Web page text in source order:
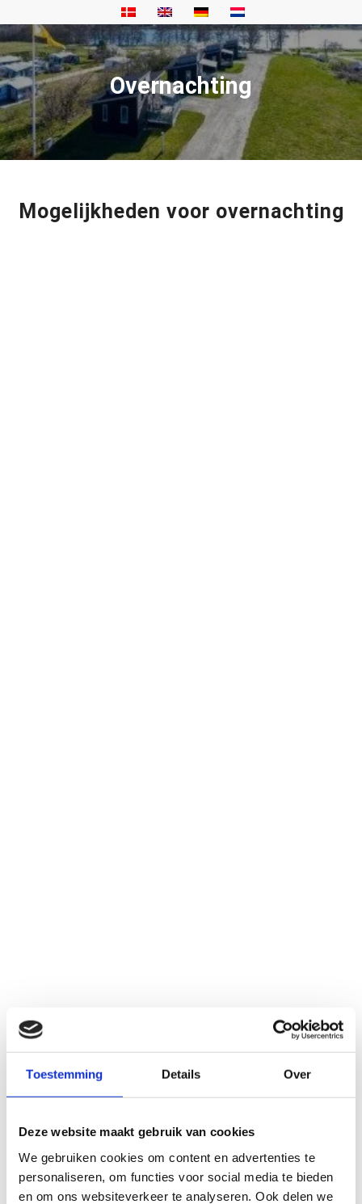
Toestemming Details Over
Deze website maakt gebruik van cookies
We gebruiken cookies om content en advertenties te
personaliseren, om functies voor social media te bieden
en om ons websiteverkeer te analyseren. Ook delen we
Overnachting
Mogelijkheden voor overnachting